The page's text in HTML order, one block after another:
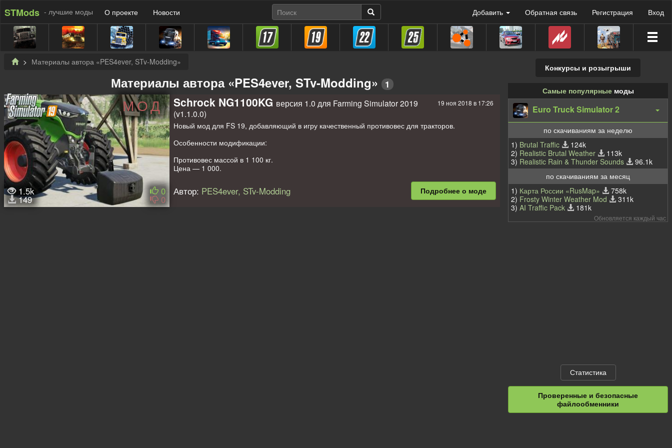
STMods - лучшие моды О проекте Новости Добавить Обратная связь Регистрация Вход
Материалы автора «PES4ever, STv-Modding»
Материалы автора «PES4ever, STv-Modding» 1
МОД
1.5k
149
0
0
19 ноя 2018 в 17:26
Schrock NG1100KG версия 1.0 для Farming Simulator 2019
(v1.1.0.0)
Новый мод для FS 19, добавляющий в игру качественный противовес для тракторов.
Особенности модификации:
Противовес массой в 1 100 кг.
Цена — 1 000.
Подробнее о моде
Автор: PES4ever, STv-Modding
Конкурсы и розыгрыши
Самые популярныемоды
Euro Truck Simulator 2
по скачиваниям за неделю
1) Brutal Traffic
124k
2) Realistic Brutal Weather
113k
3) Realistic Rain & Thunder Sounds
96.1k
по скачиваниям за месяц
1) Карта России «RusMap»
758k
2) Frosty Winter Weather Mod
311k
3) AI Traffic Pack 181k
Обновляется каждый час
Статистика
Проверенные и безопасные
файлообменники